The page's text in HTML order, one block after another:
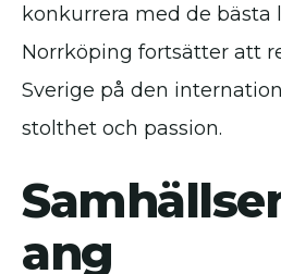
konkurrera med de bästa
Norrköping fortsätter att
Sverige på den
stolthet och passion.
ang